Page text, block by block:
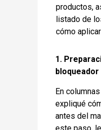
productos,
listado de
cómo
1.
En
expliqué
antes del